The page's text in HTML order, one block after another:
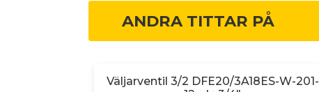
ANDRA TITTAR PÅ
Väljarventil 3/2 DFE20/3A18ES-W-201-